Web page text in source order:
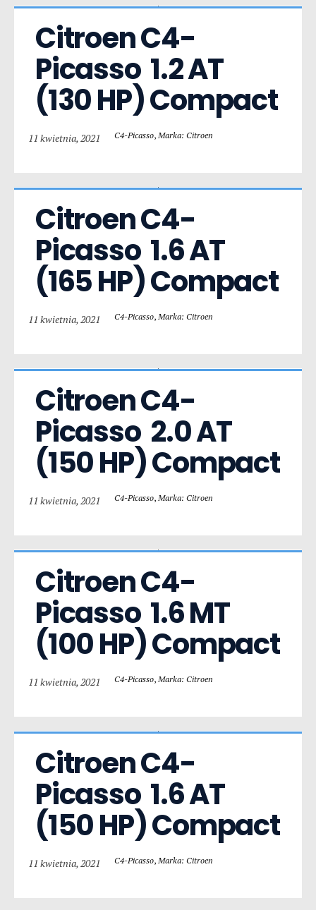
Citroen C4-
Picasso  1.2 AT
(130 HP) Compact
11 kwietnia, 2021 C4-Picasso, Marka: Citroen
Citroen C4-
Picasso  1.6 AT
(165 HP) Compact
11 kwietnia, 2021 C4-Picasso, Marka: Citroen
Citroen C4-
Picasso  2.0 AT
(150 HP) Compact
11 kwietnia, 2021 C4-Picasso, Marka: Citroen
Citroen C4-
Picasso  1.6 MT
(100 HP) Compact
11 kwietnia, 2021 C4-Picasso, Marka: Citroen
Citroen C4-
Picasso  1.6 AT
(150 HP) Compact
11 kwietnia, 2021 C4-Picasso, Marka: Citroen